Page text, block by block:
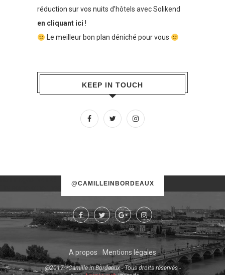
réduction sur vos nuits d’hôtels avec Solikend
en cliquant ici !
Le meilleur bon plan déniché pour vous
KEEP IN TOUCH
@CAMILLEINBORDEAUX
Try some other hashtag or username
A propos Mentions légales
@2017 - Camille in Bordeaux - Tous droits réservés -